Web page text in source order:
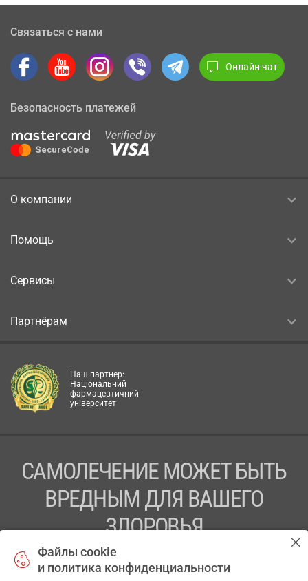
Связаться с нами
Онлайн чат
Безопасность платежей
О компании
Помощь
Сервисы
Партнёрам
Наш партнер:
Національний
фармацевтичний
університет
САМОЛЕЧЕНИЕ МОЖЕТ БЫТЬ
ВРЕДНЫМ ДЛЯ ВАШЕГО
ЗДОРОВЬЯ
ПЕРЕД ПРИМЕНЕНИЕМ ПРЕПАРАТА
ПРОКОНСУЛЬТИРУЙТЕСЬ С ВРАЧОМ
Файлы cookie
и политика конфиденциальности